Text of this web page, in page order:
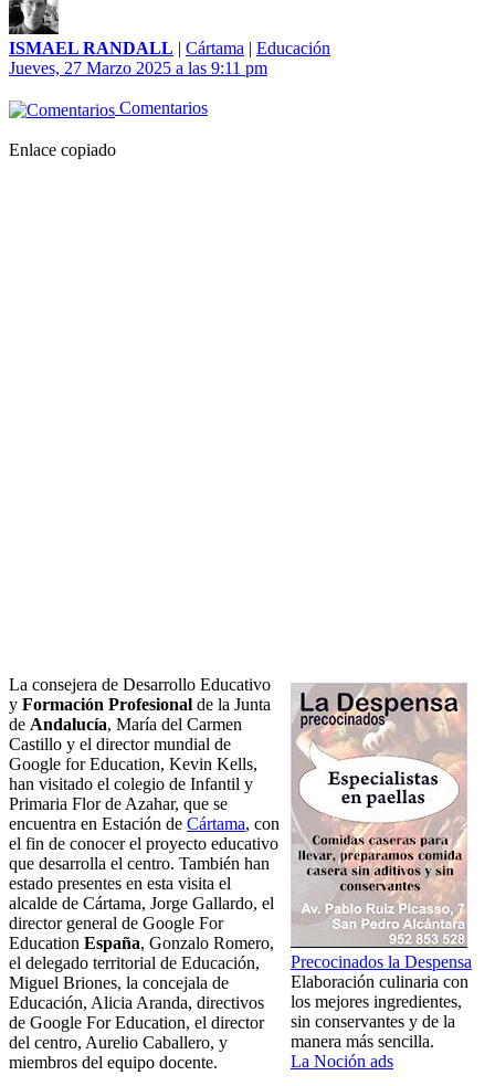
ISMAEL RANDALL | Cártama | Educación
Jueves, 27 Marzo 2025 a las 9:11 pm
Comentarios
Enlace copiado
Precocinados la Despensa
Elaboración culinaria con
los mejores ingredientes,
sin conservantes y de la
manera más sencilla.
La Noción ads
La consejera de Desarrollo Educativo
y Formación Profesional de la Junta
de Andalucía, María del Carmen
Castillo y el director mundial de
Google for Education, Kevin Kells,
han visitado el colegio de Infantil y
Primaria Flor de Azahar, que se
encuentra en Estación de Cártama, con
el fin de conocer el proyecto educativo
que desarrolla el centro. También han
estado presentes en esta visita el
alcalde de Cártama, Jorge Gallardo, el
director general de Google For
Education España, Gonzalo Romero,
el delegado territorial de Educación,
Miguel Briones, la concejala de
Educación, Alicia Aranda, directivos
de Google For Education, el director
del centro, Aurelio Caballero, y
miembros del equipo docente.